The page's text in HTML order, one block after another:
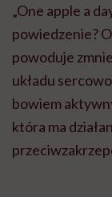
„One apple a
powiedzenie?
powoduje
układu
bowiem
która ma